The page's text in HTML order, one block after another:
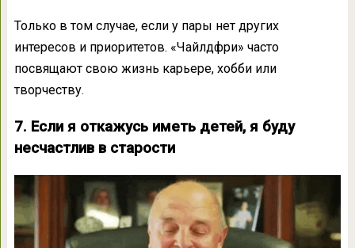
Только в том случае, если у пары нет других
интересов и приоритетов. «Чайлдфри» часто
посвящают свою жизнь карьере, хобби или
творчеству.
7. Если я откажусь иметь детей, я буду
несчастлив в старости